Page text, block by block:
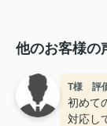
他のお客様の
T様
初めて
対応し